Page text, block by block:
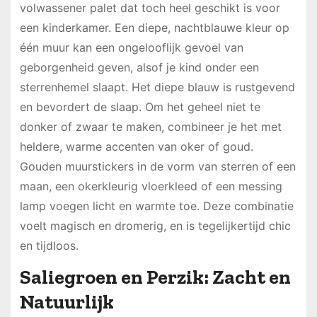
volwassener palet dat toch heel geschikt is voor
een kinderkamer. Een diepe, nachtblauwe kleur op
één muur kan een ongelooflijk gevoel van
geborgenheid geven, alsof je kind onder een
sterrenhemel slaapt. Het diepe blauw is rustgevend
en bevordert de slaap. Om het geheel niet te
donker of zwaar te maken, combineer je het met
heldere, warme accenten van oker of goud.
Gouden muurstickers in de vorm van sterren of een
maan, een okerkleurig vloerkleed of een messing
lamp voegen licht en warmte toe. Deze combinatie
voelt magisch en dromerig, en is tegelijkertijd chic
en tijdloos.
Saliegroen en Perzik: Zacht en
Natuurlijk